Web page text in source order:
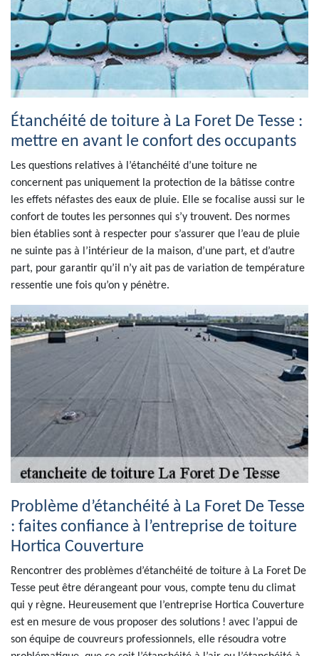
Étanchéité de toiture à La Foret De Tesse :
mettre en avant le confort des occupants
Les questions relatives à l’étanchéité d’une toiture ne
concernent pas uniquement la protection de la bâtisse contre
les effets néfastes des eaux de pluie. Elle se focalise aussi sur le
confort de toutes les personnes qui s’y trouvent. Des normes
bien établies sont à respecter pour s’assurer que l’eau de pluie
ne suinte pas à l’intérieur de la maison, d’une part, et d’autre
part, pour garantir qu’il n’y ait pas de variation de température
ressentie une fois qu’on y pénètre.
Problème d’étanchéité à La Foret De Tesse
: faites confiance à l’entreprise de toiture
Hortica Couverture
Rencontrer des problèmes d’étanchéité de toiture à La Foret De
Tesse peut être dérangeant pour vous, compte tenu du climat
qui y règne. Heureusement que l’entreprise Hortica Couverture
est en mesure de vous proposer des solutions ! avec l’appui de
son équipe de couvreurs professionnels, elle résoudra votre